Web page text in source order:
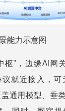
能力示意图
枢”，边缘AI网
议就近接入，
通用模型、垂